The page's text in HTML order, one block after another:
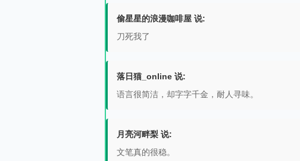
偷星星的浪漫咖啡屋 说:
刀死我了
落日猫_online 说:
语言很简洁，却字字千金，耐人寻味。
月亮河畔梨 说:
文笔真的很稳。